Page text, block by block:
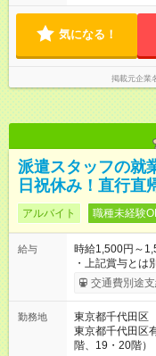
気になる！
掲載元企業
派遣スタッフの就
日祝休み！直行直
アルバイト 職種未経験
給与
時給1,500円～
・上記賞与とは別
・週4日 9:00
17:00（実働
働5.5時間） ・週5
勤務不可 ・兼業
2社で週40時間
交通費別途支
勤務地
東京都千代田区
東京都千代田区
階、19・20階）